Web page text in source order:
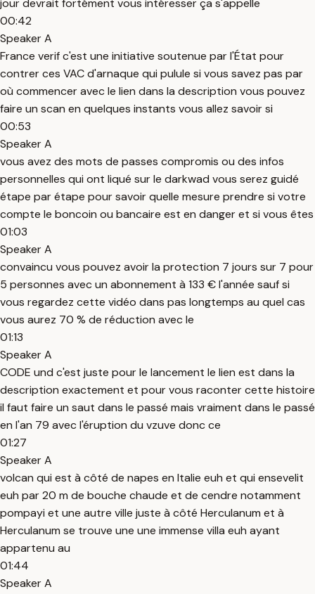
jour devrait fortément vous intéresser ça s'appelle
00:42
Speaker A
France verif c'est une initiative soutenue par l'État pour
contrer ces VAC d'arnaque qui pulule si vous savez pas par
où commencer avec le lien dans la description vous pouvez
faire un scan en quelques instants vous allez savoir si
00:53
Speaker A
vous avez des mots de passes compromis ou des infos
personnelles qui ont liqué sur le darkwad vous serez guidé
étape par étape pour savoir quelle mesure prendre si votre
compte le boncoin ou bancaire est en danger et si vous êtes
01:03
Speaker A
convaincu vous pouvez avoir la protection 7 jours sur 7 pour
5 personnes avec un abonnement à 133 € l'année sauf si
vous regardez cette vidéo dans pas longtemps au quel cas
vous aurez 70 % de réduction avec le
01:13
Speaker A
CODE und c'est juste pour le lancement le lien est dans la
description exactement et pour vous raconter cette histoire
il faut faire un saut dans le passé mais vraiment dans le passé
en l'an 79 avec l'éruption du vzuve donc ce
01:27
Speaker A
volcan qui est à côté de napes en Italie euh et qui ensevelit
euh par 20 m de bouche chaude et de cendre notamment
pompayi et une autre ville juste à côté Herculanum et à
Herculanum se trouve une une immense villa euh ayant
appartenu au
01:44
Speaker A